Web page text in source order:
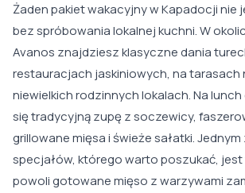
Żaden pakiet wakacyjny w Kapadocji nie
bez spróbowania lokalnej kuchni. W
Avanos znajdziesz klasyczne dania
restauracjach jaskiniowych, na tarasach
niewielkich rodzinnych lokalach. Na
się tradycyjną zupę z soczewicy,
grillowane mięsa i świeże sałatki.
specjałów, którego warto poszukać,
powoli gotowane mięso z warzywami